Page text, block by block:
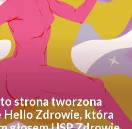
strona tworzona
Hello Zdrowie, która